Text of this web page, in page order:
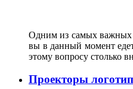
Одним из самых важных
вы в данный момент
этому вопросу столько
Проекторы